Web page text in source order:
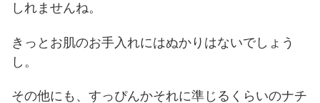
しれませんね。
きっとお肌のお手入れにはぬかりはないでしょう
し。
その他にも、すっぴんかそれに準じるくらいのナチ